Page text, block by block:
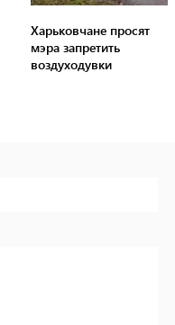
Харьковчане просят
мэра запретить
воздуходувки